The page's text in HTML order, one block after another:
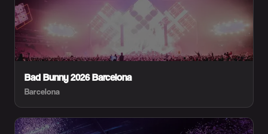
Bad Bunny 2026 Barcelona
Barcelona